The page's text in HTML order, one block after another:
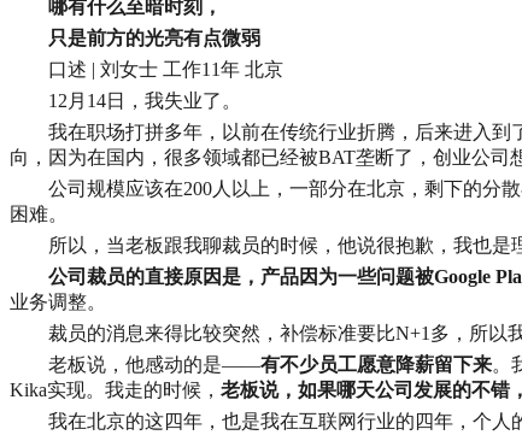
哪有什么至暗时刻，
只是前方的光亮有点微弱
口述 | 刘女士 工作11年 北京
12月14日，我失业了。
我在职场打拼多年，以前在传统行业折腾，后来进入
向，因为在国内，很多领域都已经被BAT垄断了，创业公
公司规模应该在200人以上，一部分在北京，剩下的分散
困难。
所以，当老板跟我聊裁员的时候，他说很抱歉，我也是
公司裁员的直接原因是，产品因为一些问题被Google
业务调整。
裁员的消息来得比较突然，补偿标准要比N+1多，所以
老板说，他感动的是——有不少员工愿意降薪留下来。
Kika实现。我走的时候， 老板说，如果哪天公司发展的不错
我在北京的这四年，也是我在互联网行业的四年，个人